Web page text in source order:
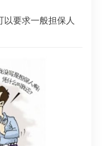
要求一般担保人